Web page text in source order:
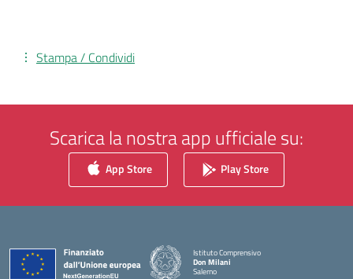
Stampa / Condividi
Scarica la nostra app ufficiale su:
App Store Play Store
Istituto Comprensivo
Don Milani
Salerno